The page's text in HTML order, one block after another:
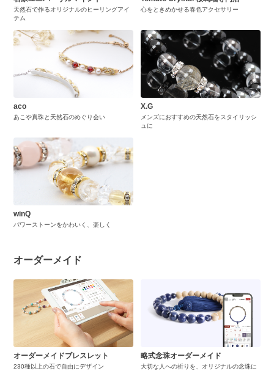
天然石で作るオリジナルのヒーリングアイ
テム
心をときめかせる春色アクセサリー
aco
あこや真珠と天然石のめぐり会い
X.G
メンズにおすすめの天然石をスタイリッシ
ュに
winQ
パワーストーンをかわいく、楽しく
オーダーメイド
オーダーメイドブレスレット
230種以上の石で自由にデザイン
略式念珠オーダーメイド
大切な人への祈りを、オリジナルの念珠に